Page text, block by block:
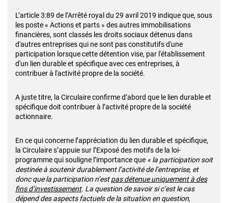
L’article 3:89 de l’Arrêté royal du 29 avril 2019 indique que, sous
les poste « Actions et parts » des autres immobilisations
financières, sont classés les droits sociaux détenus dans
d'autres entreprises qui ne sont pas constitutifs d'une
participation lorsque cette détention vise, par l'établissement
d'un lien durable et spécifique avec ces entreprises, à
contribuer à l'activité propre de la société.
A juste titre, la Circulaire confirme d’abord que le lien durable et
spécifique doit contribuer à l’activité propre de la société
actionnaire.
En ce qui concerne l’appréciation du lien durable et spécifique,
la Circulaire s’appuie sur l’Exposé des motifs de la loi-
programme qui souligne l’importance que « la participation soit
destinée à soutenir durablement l’activité de l’entreprise, et
donc que la participation n’estpas détenue uniquement à des
fins d’investissement. La question de savoir si c’est le cas
dépend des aspects factuels de la situation en question,